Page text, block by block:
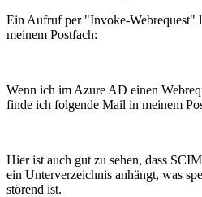
Ein Aufruf per "Invoke-Webrequest"
meinem Postfach:
Wenn ich im Azure AD einen
finde ich folgende Mail in meinem
Hier ist auch gut zu sehen, dass
ein Unterverzeichnis anhängt, was
störend ist.